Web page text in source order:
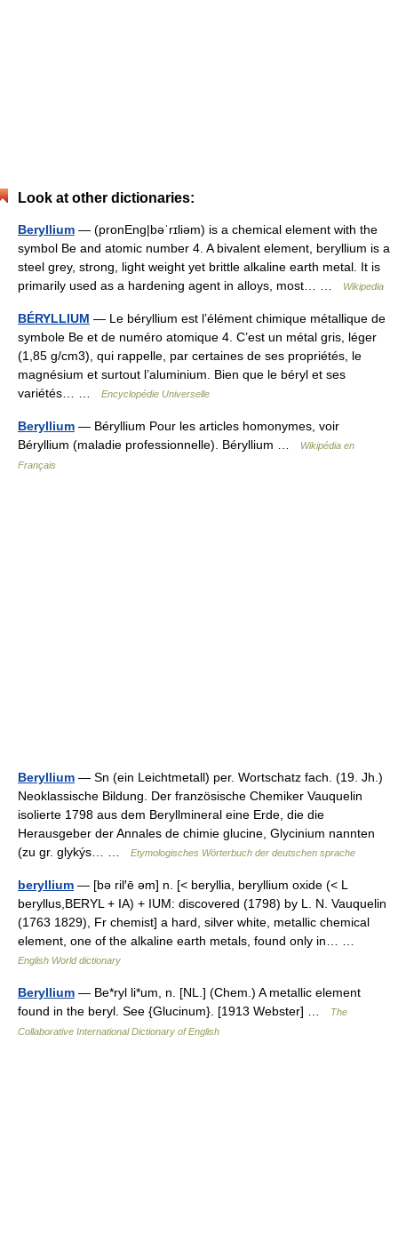
Look at other dictionaries:
Beryllium — (pronEng|bəˈrɪliəm) is a chemical element with the
symbol Be and atomic number 4. A bivalent element, beryllium is a
steel grey, strong, light weight yet brittle alkaline earth metal. It is
primarily used as a hardening agent in alloys, most… …
Wikipedia
BÉRYLLIUM — Le béryllium est l’élément chimique métallique de
symbole Be et de numéro atomique 4. C’est un métal gris, léger
(1,85 g/cm3), qui rappelle, par certaines de ses propriétés, le
magnésium et surtout l’aluminium. Bien que le béryl et ses
variétés… …
Encyclopédie Universelle
Beryllium — Béryllium Pour les articles homonymes, voir
Béryllium (maladie professionnelle). Béryllium …
Wikipédia en
Français
Beryllium — Sn (ein Leichtmetall) per. Wortschatz fach. (19. Jh.)
Neoklassische Bildung. Der französische Chemiker Vauquelin
isolierte 1798 aus dem Beryllmineral eine Erde, die die
Herausgeber der Annales de chimie glucine, Glycinium nannten
(zu gr. glykýs… …
Etymologisches Wörterbuch der deutschen sprache
beryllium — [bə ril′ē əm] n. [< beryllia, beryllium oxide (< L
beryllus,BERYL + IA) + IUM: discovered (1798) by L. N. Vauquelin
(1763 1829), Fr chemist] a hard, silver white, metallic chemical
element, one of the alkaline earth metals, found only in… …
English World dictionary
Beryllium — Be*ryl li*um, n. [NL.] (Chem.) A metallic element
found in the beryl. See {Glucinum}. [1913 Webster] …
The
Collaborative International Dictionary of English